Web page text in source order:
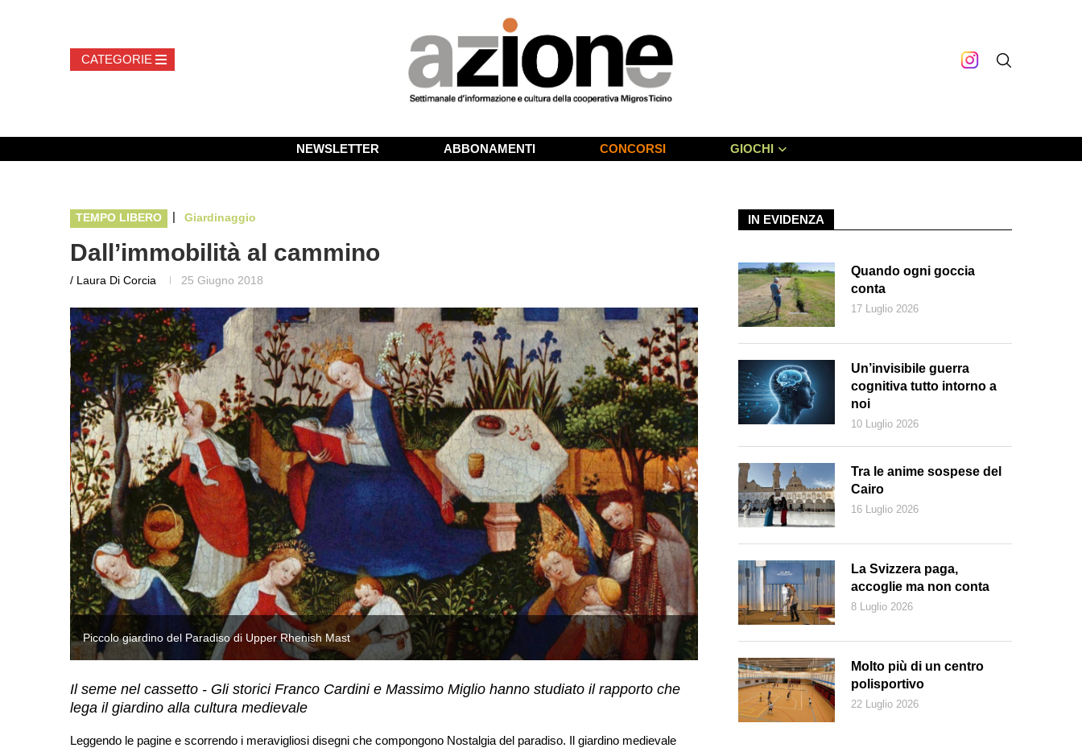
NEWSLETTER ABBONAMENTI CONCORSI GIOCHI
TEMPO LIBERO | Giardinaggio
Dall’immobilità al cammino
/ Laura Di Corcia 25 Giugno 2018
Piccolo giardino del Paradiso di Upper Rhenish Mast Piccolo giardino del Paradiso di Upper Rhenish Mast
Il seme nel cassetto - Gli storici Franco Cardini e Massimo Miglio hanno studiato il rapporto che
lega il giardino alla cultura medievale
Leggendo le pagine e scorrendo i meravigliosi disegni che compongono Nostalgia del paradiso. Il giardino medievale
IN EVIDENZA
Quando ogni goccia
conta
17 Luglio 2026
Un’invisibile guerra
cognitiva tutto intorno a
noi
10 Luglio 2026
Tra le anime sospese del
Cairo
16 Luglio 2026
La Svizzera paga,
accoglie ma non conta
8 Luglio 2026
Molto più di un centro
polisportivo
22 Luglio 2026